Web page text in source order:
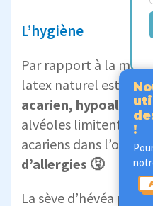
L’hygiène
Par rapport à la
latex naturel est
acarien,
alvéoles limitent le
acariens dans
d’allergies 🤧
La sève d’hévéa
!